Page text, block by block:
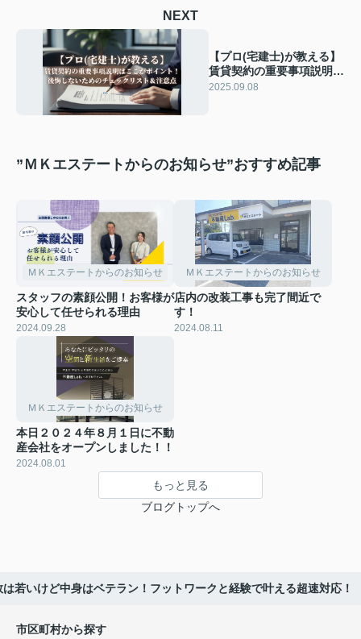
NEXT
【プロ(宅建士)が教える】
賃貸契約の重要事項説明は
ここがポイント！後悔しな
2025.09.08
”ＭＫエステートからのお知らせ”おすすめ記事
ＭＫエステートからのお知らせ
スタッフの素顔公開！お客様が
安心して任せられる理由
2024.09.28
ＭＫエステートからのお知らせ
店内の改装工事も完了間近で
す！
2024.08.11
ＭＫエステートからのお知らせ
本日２０２４年８月１日に不動
産会社をオープンしました！！
2024.08.01
もっと見る
ブログトップへ
若いけど中身はベテラン！フットワークと経験で叶える超速対応！
市区町村から探す